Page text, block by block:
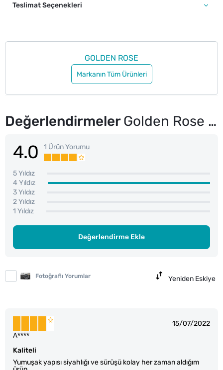
Teslimat Seçenekleri
GOLDEN ROSE
Markanın Tüm Ürünleri
DeğerlendirmelerGolden Rose Dream Eyes Eyeliner No: 402
4.0 1 Ürün Yorumu
5 Yıldız
4 Yıldız
3 Yıldız
2 Yıldız
1 Yıldız
Değerlendirme Ekle
Fotoğraflı Yorumlar Yeniden Eskiye
15/07/2022
Kaliteli
Yumuşak yapısı siyahlığı ve sürüşü kolay her zaman aldığım
A****